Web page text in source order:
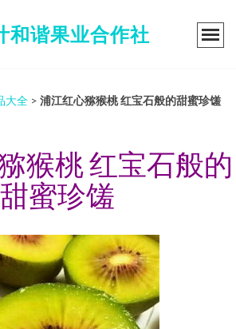
和谐果业合作社
大全 > 浦江红心猕猴桃 红宝石般的甜蜜珍馐
猴桃 红宝石般的
甜蜜珍馐